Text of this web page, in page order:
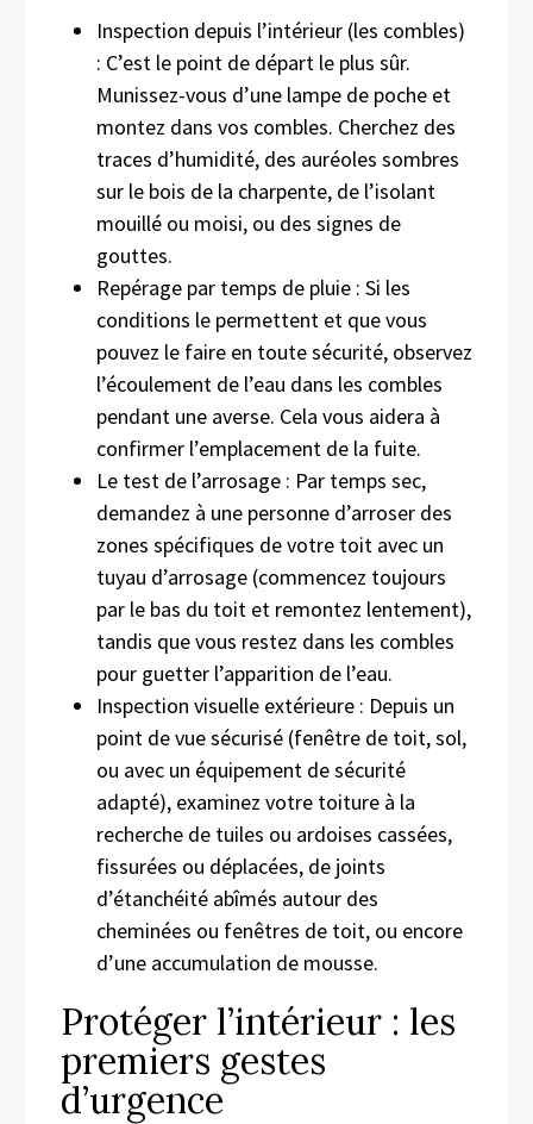
Inspection depuis l’intérieur (les combles)
: C’est le point de départ le plus sûr.
Munissez-vous d’une lampe de poche et
montez dans vos combles. Cherchez des
traces d’humidité, des auréoles sombres
sur le bois de la charpente, de l’isolant
mouillé ou moisi, ou des signes de
gouttes.
Repérage par temps de pluie : Si les
conditions le permettent et que vous
pouvez le faire en toute sécurité, observez
l’écoulement de l’eau dans les combles
pendant une averse. Cela vous aidera à
confirmer l’emplacement de la fuite.
Le test de l’arrosage : Par temps sec,
demandez à une personne d’arroser des
zones spécifiques de votre toit avec un
tuyau d’arrosage (commencez toujours
par le bas du toit et remontez lentement),
tandis que vous restez dans les combles
pour guetter l’apparition de l’eau.
Inspection visuelle extérieure : Depuis un
point de vue sécurisé (fenêtre de toit, sol,
ou avec un équipement de sécurité
adapté), examinez votre toiture à la
recherche de tuiles ou ardoises cassées,
fissurées ou déplacées, de joints
d’étanchéité abîmés autour des
cheminées ou fenêtres de toit, ou encore
d’une accumulation de mousse.
Protéger l’intérieur : les
premiers gestes
d’urgence